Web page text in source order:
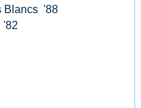
Blancs '88
'82